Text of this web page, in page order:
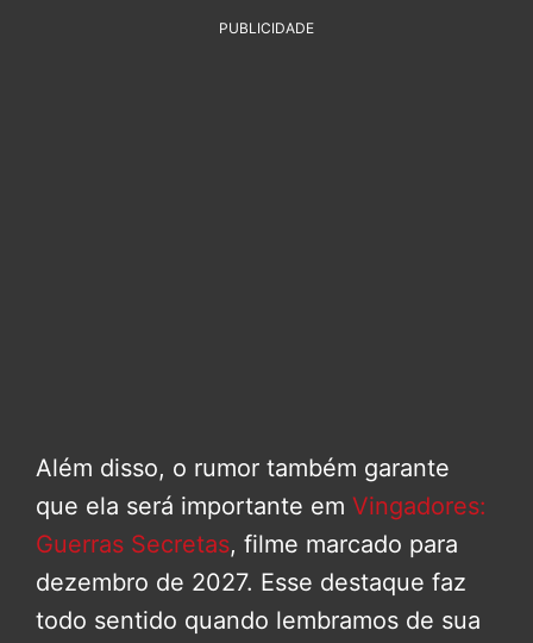
PUBLICIDADE
Além disso, o rumor também garante
que ela será importante em Vingadores:
Guerras Secretas, filme marcado para
dezembro de 2027. Esse destaque faz
todo sentido quando lembramos de sua